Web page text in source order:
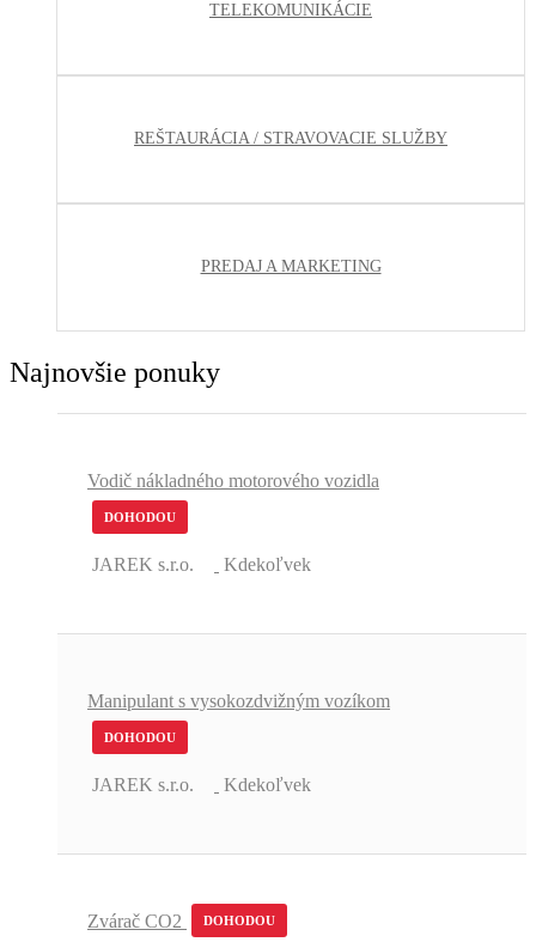
TELEKOMUNIKÁCIE
REŠTAURÁCIA / STRAVOVACIE SLUŽBY
PREDAJ A MARKETING
Najnovšie ponuky
Vodič nákladného motorového vozidla
DOHODOU
JAREK s.r.o. Kdekoľvek
Manipulant s vysokozdvižným vozíkom
DOHODOU
JAREK s.r.o. Kdekoľvek
Zvárač CO2 DOHODOU